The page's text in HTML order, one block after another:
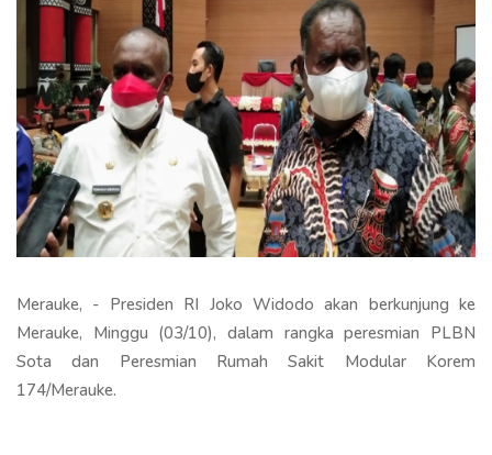
Merauke, - Presiden RI Joko Widodo akan berkunjung ke
Merauke, Minggu (03/10), dalam rangka peresmian PLBN
Sota dan Peresmian Rumah Sakit Modular Korem
174/Merauke.